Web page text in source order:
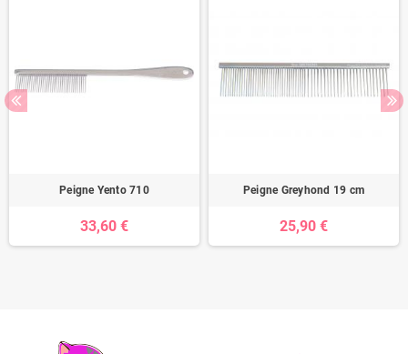
Peigne Yento 710
33,60 €
Peigne Greyhond 19 cm
25,90 €